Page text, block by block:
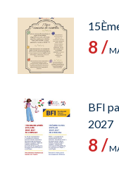
8 /
BFI
2027
8 /